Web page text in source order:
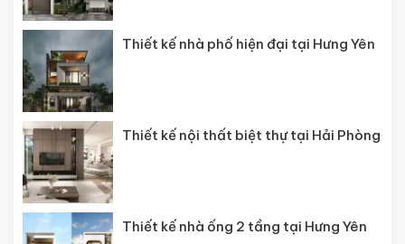
Thiết kế nhà phố hiện đại tại Hưng Yên
Thiết kế nội thất biệt thự tại Hải Phòng
Thiết kế nhà ống 2 tầng tại Hưng Yên